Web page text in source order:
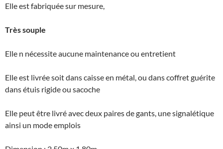
Elle est fabriquée sur mesure,
Très souple
Elle n nécessite aucune maintenance ou entretient
Elle est livrée soit dans caisse en métal, ou dans coffret guérite
dans étuis rigide ou sacoche
Elle peut être livré avec deux paires de gants, une signalétique
ainsi un mode emplois